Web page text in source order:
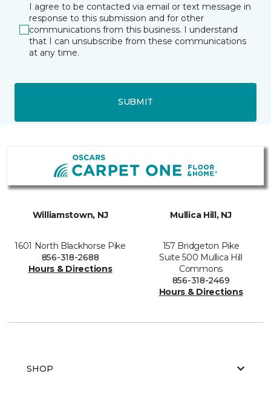
I agree to be contacted via email or text message in
response to this submission and for other
communications from this business. I understand
that I can unsubscribe from these communications
at any time.
SUBMIT
Williamstown, NJ
1601 North Blackhorse Pike
856-318-2688
Hours & Directions
Mullica Hill, NJ
157 Bridgeton Pike
Suite 500 Mullica Hill
Commons
856-318-2469
Hours & Directions
SHOP